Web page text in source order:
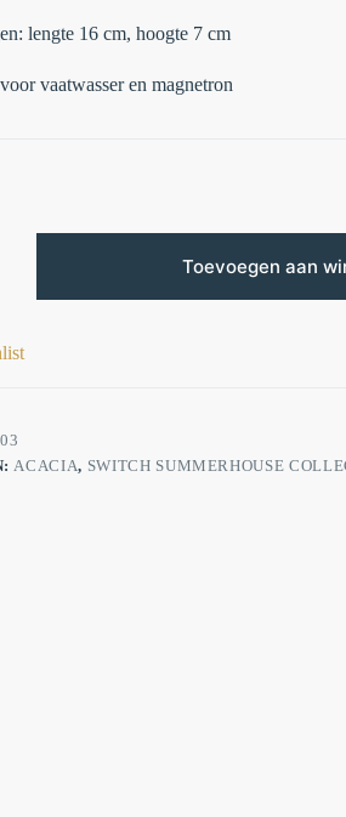
lengte 16 cm, hoogte 7 cm
vaatwasser en magnetron
Toevoegen aan
ACACIA, SWITCH SUMMERHOUSE